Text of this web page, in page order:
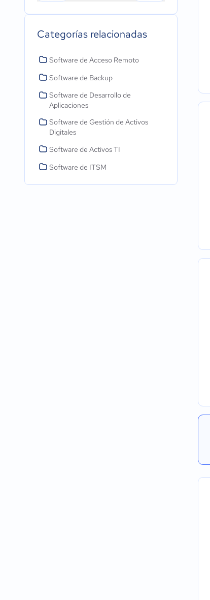
Categorías relacionadas
Software de Acceso Remoto
Software de Backup
Software de Desarrollo de
Aplicaciones
Software de Gestión de Activos
Digitales
Software de Activos TI
Software de ITSM